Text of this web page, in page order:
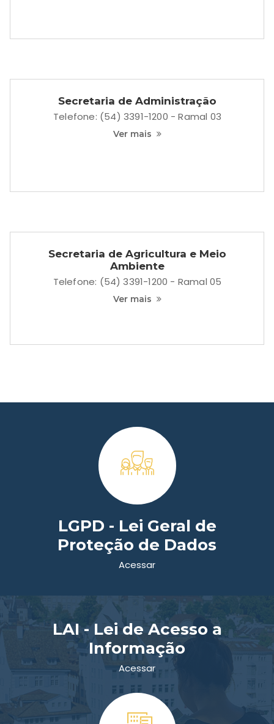
Secretaria de Obras Públicas e de
Trânsito
Telefone: (54) 3391-1218
Secretaria de Saúde
Telefone: (54) 3391-1200 - Ramal 02
Ver mais
Gabinete do Vice-Prefeito
Relação de Estagiários
LGPD - Lei Geral de
Proteção de Dados
Acessar
LAI - Lei de Acesso a
Informação
Acessar